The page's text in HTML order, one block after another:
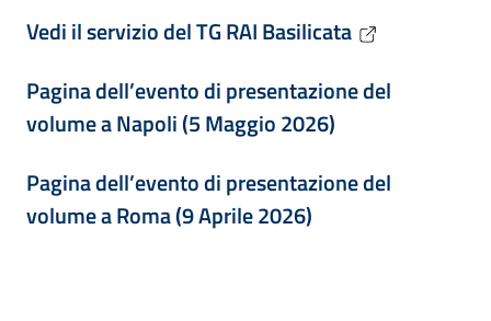
Vedi il servizio del TG RAI Basilicata
Pagina dell’evento di presentazione del
volume a Napoli (5 Maggio 2026)
Pagina dell’evento di presentazione del
volume a Roma (9 Aprile 2026)